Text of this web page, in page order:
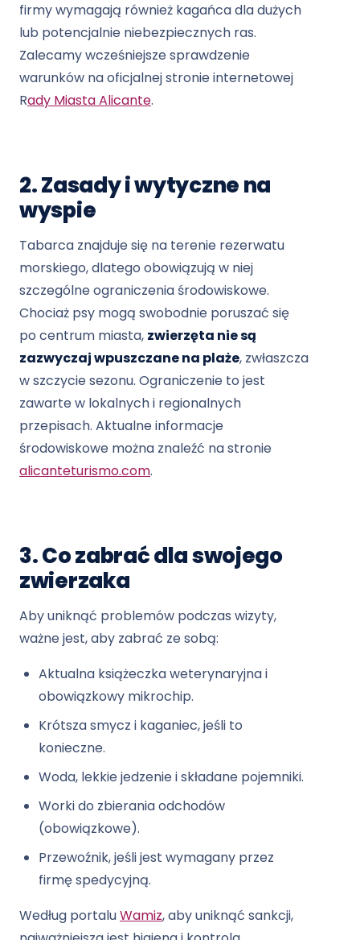
firmy wymagają również kagańca dla dużych
lub potencjalnie niebezpiecznych ras.
Zalecamy wcześniejsze sprawdzenie
warunków na oficjalnej stronie internetowej
Rady Miasta Alicante.
2. Zasady i wytyczne na
wyspie
Tabarca znajduje się na terenie rezerwatu
morskiego, dlatego obowiązują w niej
szczególne ograniczenia środowiskowe.
Chociaż psy mogą swobodnie poruszać się
po centrum miasta, zwierzęta nie są
zazwyczaj wpuszczane na plaże, zwłaszcza
w szczycie sezonu. Ograniczenie to jest
zawarte w lokalnych i regionalnych
przepisach. Aktualne informacje
środowiskowe można znaleźć na stronie
alicanteturismo.com.
3. Co zabrać dla swojego
zwierzaka
Aby uniknąć problemów podczas wizyty,
ważne jest, aby zabrać ze sobą:
Aktualna książeczka weterynaryjna i
obowiązkowy mikrochip.
Krótsza smycz i kaganiec, jeśli to
konieczne.
Woda, lekkie jedzenie i składane pojemniki.
Worki do zbierania odchodów
(obowiązkowe).
Przewoźnik, jeśli jest wymagany przez
firmę spedycyjną.
Według portaluWamiz, aby uniknąć sankcji,